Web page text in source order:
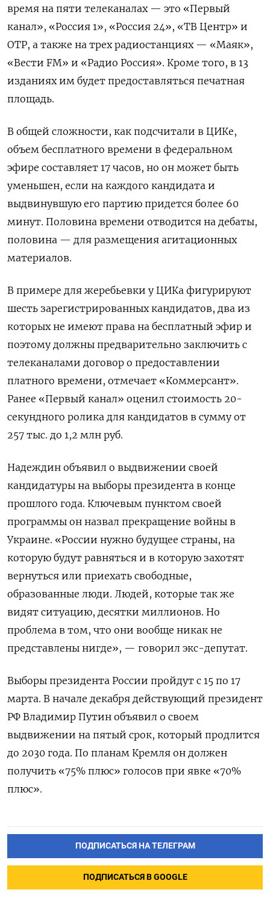
время на пяти телеканалах — это «Первый
канал», «Россия 1», «Россия 24», «ТВ Центр» и
ОТР, а также на трех радиостанциях — «Маяк»,
«Вести FM» и «Радио Россия». Кроме того, в 13
изданиях им будет предоставляться печатная
площадь.
В общей сложности, как подсчитали в ЦИКе,
объем бесплатного времени в федеральном
эфире составляет 17 часов, но он может быть
уменьшен, если на каждого кандидата и
выдвинувшую его партию придется более 60
минут. Половина времени отводится на дебаты,
половина — для размещения агитационных
материалов.
В примере для жеребьевки у ЦИКа фигурируют
шесть зарегистрированных кандидатов, два из
которых не имеют права на бесплатный эфир и
поэтому должны предварительно заключить с
телеканалами договор о предоставлении
платного времени, отмечает «Коммерсант».
Ранее «Первый канал» оценил стоимость 20-
секундного ролика для кандидатов в сумму от
257 тыс. до 1,2 млн руб.
Надеждин объявил о выдвижении своей
кандидатуры на выборы президента в конце
прошлого года. Ключевым пунктом своей
программы он назвал прекращение войны в
Украине. «России нужно будущее страны, на
которую будут равняться и в которую захотят
вернуться или приехать свободные,
образованные люди. Людей, которые так же
видят ситуацию, десятки миллионов. Но
проблема в том, что они вообще никак не
представлены нигде», — говорил экс-депутат.
Выборы президента России пройдут с 15 по 17
марта. В начале декабря действующий президент
РФ Владимир Путин объявил о своем
выдвижении на пятый срок, который продлится
до 2030 года. По планам Кремля он должен
получить «75% плюс» голосов при явке «70%
плюс».
ПОДПИСАТЬСЯ НА ТЕЛЕГРАМ
ПОДПИСАТЬСЯ В GOOGLE